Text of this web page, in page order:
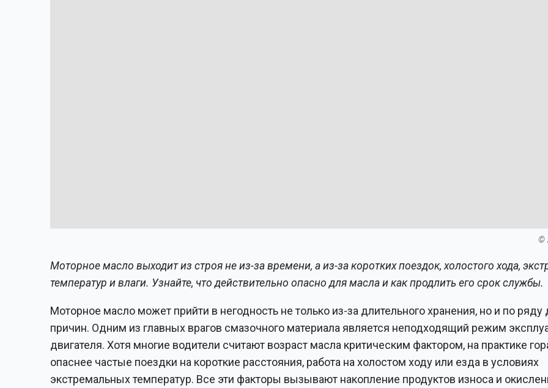
©
Моторное масло выходит из строя не из-за времени, а из-за коротких поездок, холостого хода,
температур и влаги. Узнайте, что действительно опасно для масла и как продлить его срок службы.
Моторное масло может прийти в негодность не только из-за длительного хранения, но и по ряду
причин. Одним из главных врагов смазочного материала является неподходящий режим
двигателя. Хотя многие водители считают возраст масла критическим фактором, на практике
опаснее частые поездки на короткие расстояния, работа на холостом ходу или езда в условиях
экстремальных температур. Все эти факторы вызывают накопление продуктов износа и